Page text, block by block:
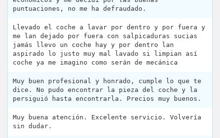
puntuaciones, no me ha defraudado.
Llevado el coche a lavar por dentro y por fuera y
me lan dejado por fuera con salpicaduras sucias
jamás llevo un coche hay y por dentro lan
aspirado lo justo muy mal lavado si limpian así
coche ya me imagino como serán de mecánica
Muy buen profesional y honrado, cumple lo que te
dice. No pudo encontrar la pieza del coche y la
persiguió hasta encontrarla. Precios muy buenos.
Muy buena atención. Excelente servicio. Volvería
sin dudar.